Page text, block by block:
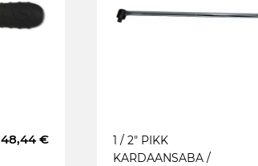
48,44 €
1 / 2" PIKK
KARDAANSABA /